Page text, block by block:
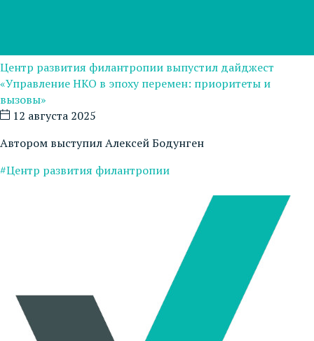
Центр развития филантропии выпустил дайджест
«Управление НКО в эпоху перемен: приоритеты и
вызовы»
12 августа 2025
Автором выступил Алексей Бодунген
#Центр развития филантропии